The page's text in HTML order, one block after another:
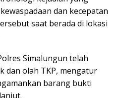
dan kecepatan
saat berada di lokasi
Simalungun telah
dan olah TKP, mengatur
barang bukti